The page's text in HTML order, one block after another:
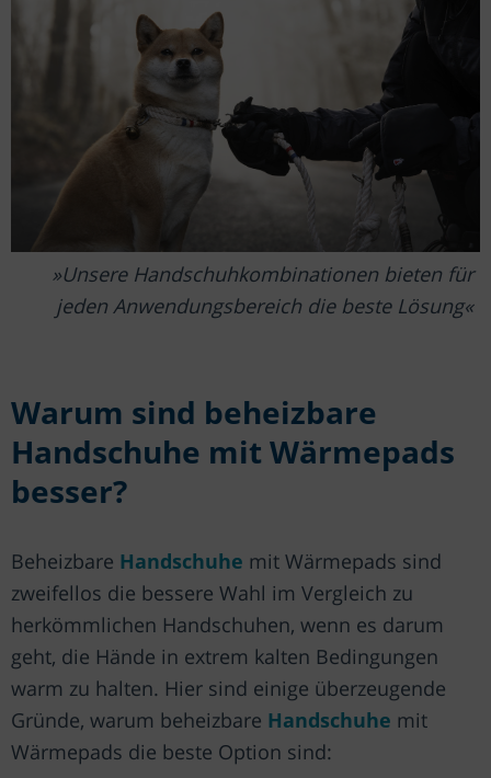
Unsere Handschuhkombinationen bieten für
jeden Anwendungsbereich die beste Lösung
Warum sind beheizbare
Handschuhe mit Wärmepads
besser?
Beheizbare Handschuhe mit Wärmepads sind
zweifellos die bessere Wahl im Vergleich zu
herkömmlichen Handschuhen, wenn es darum
geht, die Hände in extrem kalten Bedingungen
warm zu halten. Hier sind einige überzeugende
Gründe, warum beheizbare Handschuhe mit
Wärmepads die beste Option sind: